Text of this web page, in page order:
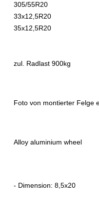
305/55R20
33x12,5R20
35x12,5R20
zul. Radlast 900kg
Foto von montierter Felge
Alloy aluminium wheel
- Dimension: 8,5x20